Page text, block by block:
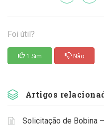
Foi útil?
1 Sim Não
Artigos
Solicitação de Bobina